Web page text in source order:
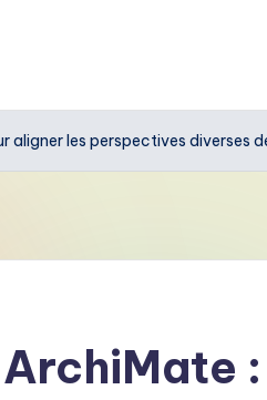
aligner les perspectives diverses